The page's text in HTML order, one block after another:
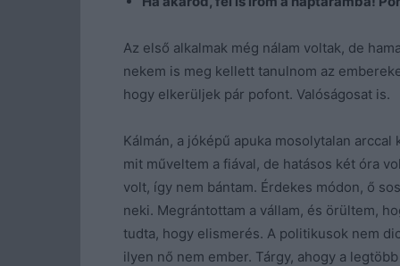
Az első alkalmak még nálam voltak, de
nekem is meg kellett tanulnom az
hogy elkerüljek pár pofont. Valóságosat is.
Kálmán, a jóképű apuka mosolytalan
mit műveltem a fiával, de hatásos két óra
volt, így nem bántam. Érdekes módon, ő
neki. Megrántottam a vállam, és örültem,
tudta, hogy elismerés. A politikusok nem
ilyen nő nem ember. Tárgy, ahogy a